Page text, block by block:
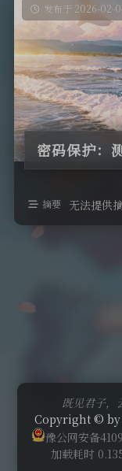
发布于 2026-02-
密码保护：
摘要 无法提供
既见君子，
Copyright © by
豫公网安备
加载耗时